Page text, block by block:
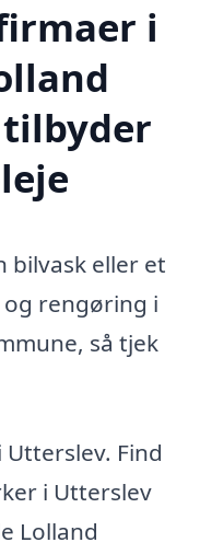
i
bilvask eller et
rengøring i
så tjek
Find
i Utterslev
Lolland